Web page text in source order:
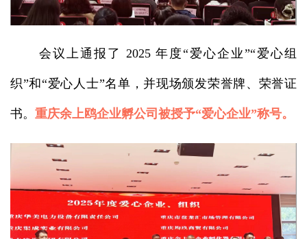
会议上通报了 2025 年度“爱心企业”“爱心组
织”和“爱心人士”名单，并现场颁发荣誉牌、荣誉证
书。 重庆余上鸥企业孵公司被授予“爱心企业”称号。